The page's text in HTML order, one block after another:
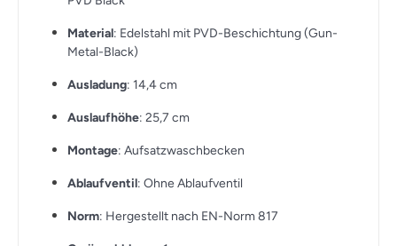
Material: Edelstahl mit PVD-Beschichtung (Gun-
Metal-Black)
Ausladung: 14,4 cm
Auslaufhöhe: 25,7 cm
Montage: Aufsatzwaschbecken
Ablaufventil: Ohne Ablaufventil
Norm: Hergestellt nach EN-Norm 817